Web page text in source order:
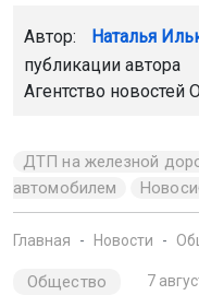
Автор: Наталья
публикации автора
Агентство новостей
ДТП на железной
автомобилем
Главная Новости
Общество 7